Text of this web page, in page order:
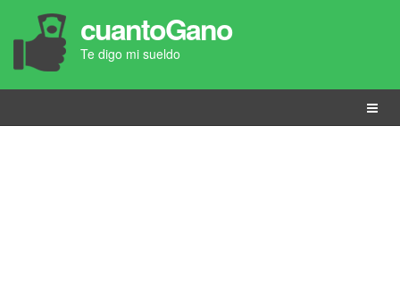
cuantoGano
Te digo mi sueldo
Menú